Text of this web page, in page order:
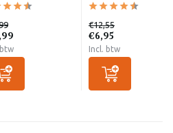
€12,55
€6,95
Incl. btw